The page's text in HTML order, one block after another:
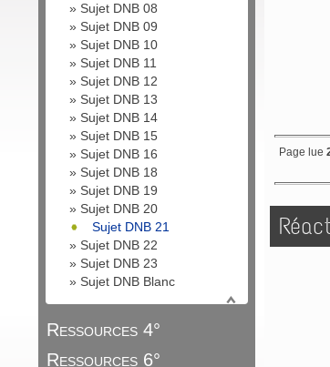
» Sujet DNB 08
» Sujet DNB 09
» Sujet DNB 10
» Sujet DNB 11
» Sujet DNB 12
» Sujet DNB 13
» Sujet DNB 14
» Sujet DNB 15
» Sujet DNB 16
» Sujet DNB 18
» Sujet DNB 19
» Sujet DNB 20
Sujet DNB 21
» Sujet DNB 22
» Sujet DNB 23
» Sujet DNB Blanc
Ressources 4°
Ressources 6°
Page lue